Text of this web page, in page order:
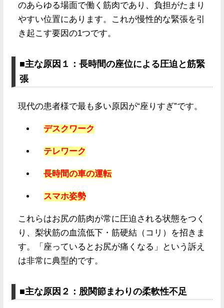
のあらゆる場面で働く筋肉であり、負担がたまり
やすい位置にあります。これが慢性的な緊張を引
き起こす要因の1つです。
■主な原因１：長時間の座位による圧迫と筋緊
張
現代の患者様で最も多い原因が“座りすぎ”です。
デスクワーク
テレワーク
長時間の車の運転
スマホ姿勢
これらはお尻の筋肉が常に圧迫される状態をつく
り、梨状筋の血流低下・筋硬結（コリ）を招きま
す。「座っているとお尻が痛くなる」という訴え
は非常に典型的です。
■主な原因２：股関節まわりの柔軟性不足